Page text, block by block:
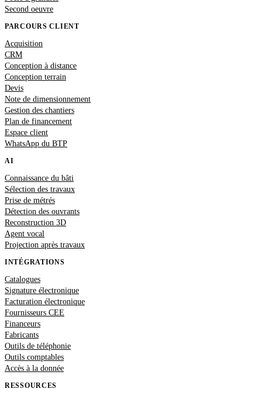
Second oeuvre
PARCOURS CLIENT
Acquisition
CRM
Conception à distance
Conception terrain
Devis
Note de dimensionnement
Gestion des chantiers
Plan de financement
Espace client
WhatsApp du BTP
AI
Connaissance du bâti
Sélection des travaux
Prise de métrés
Détection des ouvrants
Reconstruction 3D
Agent vocal
Projection après travaux
INTÉGRATIONS
Catalogues
Signature électronique
Facturation électronique
Fournisseurs CEE
Financeurs
Fabricants
Outils de téléphonie
Outils comptables
Accès à la donnée
RESSOURCES